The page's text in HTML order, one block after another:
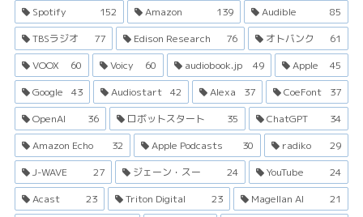
Spotify 152 Amazon 139 Audible
85
TBSラジオ
77 Edison Research 76 オトバンク
61
VOOX
60 Voicy 60 audiobook.jp 49 Apple
45
Google
43 Audiostart 42 Alexa 37 CoeFont
37
OpenAI
36 ロボットスタート 35 ChatGPT
34
Amazon Echo
32 Apple Podcasts 30 radiko
29
J-WAVE
27 ジェーン・スー 24 YouTube
24
Acast
23 Triton Digital 23 Magellan AI
21